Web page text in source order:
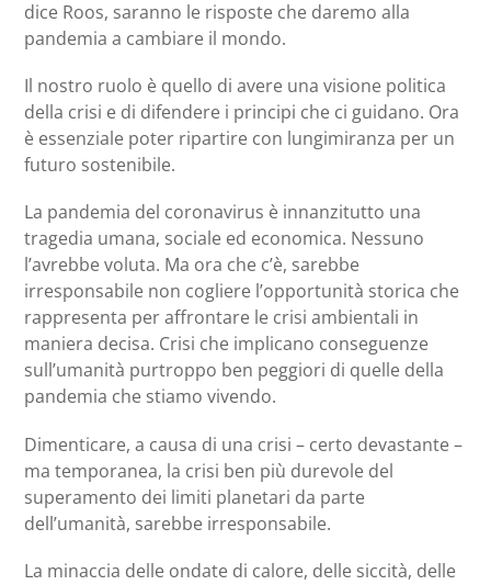
dice Roos, saranno le risposte che daremo alla
pandemia a cambiare il mondo.
Il nostro ruolo è quello di avere una visione politica
della crisi e di difendere i principi che ci guidano. Ora
è essenziale poter ripartire con lungimiranza per un
futuro sostenibile.
La pandemia del coronavirus è innanzitutto una
tragedia umana, sociale ed economica. Nessuno
l’avrebbe voluta. Ma ora che c’è, sarebbe
irresponsabile non cogliere l’opportunità storica che
rappresenta per affrontare le crisi ambientali in
maniera decisa. Crisi che implicano conseguenze
sull’umanità purtroppo ben peggiori di quelle della
pandemia che stiamo vivendo.
Dimenticare, a causa di una crisi – certo devastante –
ma temporanea, la crisi ben più durevole del
superamento dei limiti planetari da parte
dell’umanità, sarebbe irresponsabile.
La minaccia delle ondate di calore, delle siccità, delle